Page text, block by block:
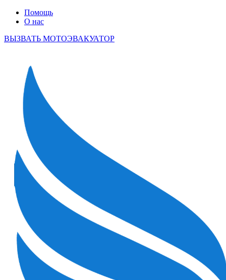
Помощь
О нас
ВЫЗВАТЬ МОТОЭВАКУАТОР